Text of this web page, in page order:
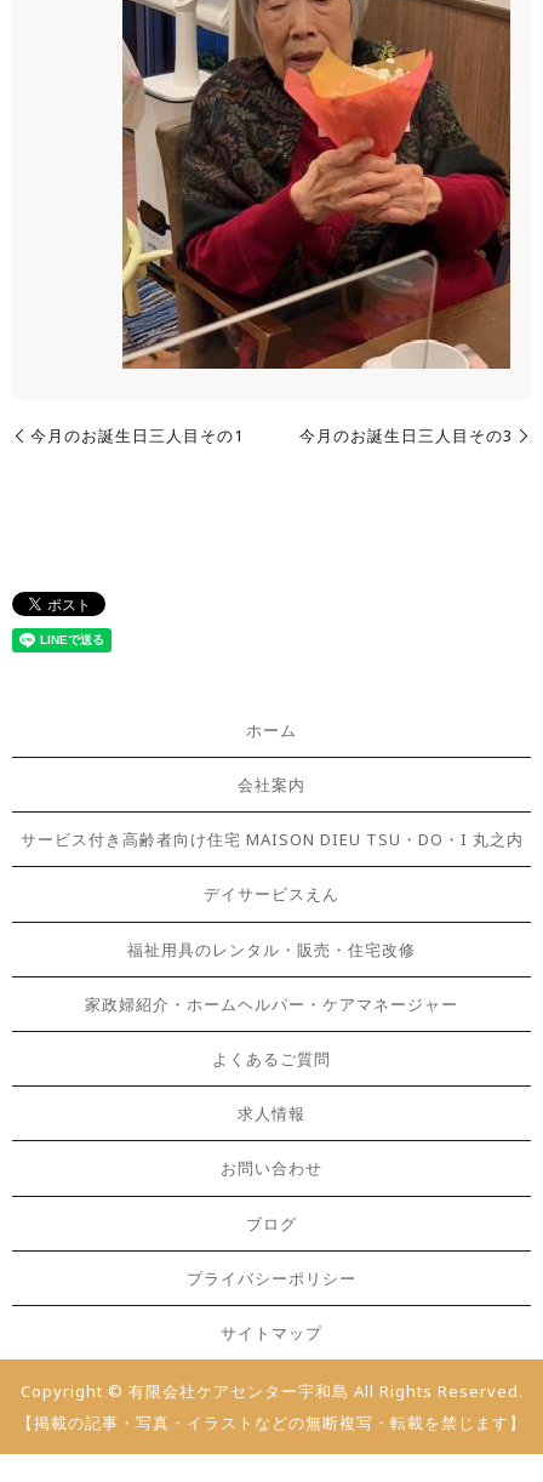
今月のお誕生日三人目その1 今月のお誕生日三人目その3
ホーム
会社案内
サービス付き高齢者向け住宅 MAISON DIEU TSU・DO・I 丸之内
デイサービスえん
福祉用具のレンタル・販売・住宅改修
家政婦紹介・ホームヘルパー・ケアマネージャー
よくあるご質問
求人情報
お問い合わせ
ブログ
プライバシーポリシー
サイトマップ
Copyright © 有限会社ケアセンター宇和島 All Rights Reserved.
【掲載の記事・写真・イラストなどの無断複写・転載を禁じます】